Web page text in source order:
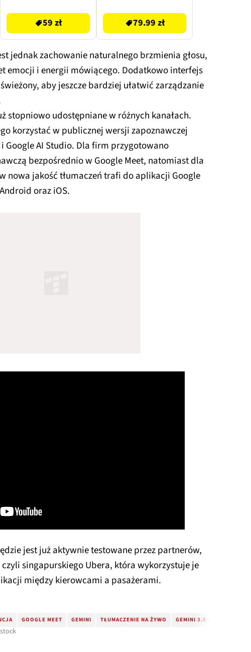
59 zł 79.99 zł
jednak zachowanie naturalnego brzmienia głosu,
emocji i energii mówiącego. Dodatkowo interfejs
aby jeszcze bardziej ułatwić zarządzanie
stopniowo udostępniane w różnych kanałach.
korzystać w publicznej wersji zapoznawczej
Google AI Studio. Dla firm przygotowano
bezpośrednio w Google Meet, natomiast dla
nowa jakość tłumaczeń trafi do aplikacji Google
oraz iOS.
jest już aktywnie testowane przez partnerów,
singapurskiego Ubera, która wykorzystuje je
między kierowcami a pasażerami.
GOOGLE MEET GEMINI TŁUMACZENIE NA ŻYWO GEMINI 3.5 LIVE TRANSLATE